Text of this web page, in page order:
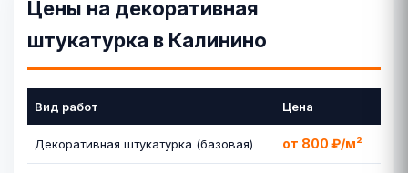
Цены на декоративная
штукатурка в Калинино
Вид работ Цена
Декоративная штукатурка (базовая) от 800 ₽/м²